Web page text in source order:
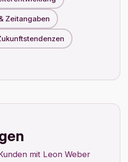
Zeitangaben
mit Leon Weber